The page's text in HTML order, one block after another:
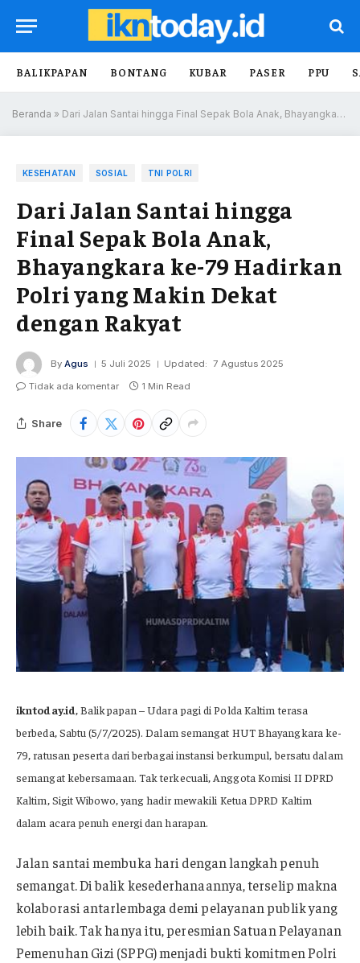
BALIKPAPAN BONTANG KUBAR PASER PPU
Beranda » Dari Jalan Santai hingga Final Sepak Bola Anak, Bhayangkara ke-79 Hadirkan Polri yang Makin Dekat dengan Rakyat
KESEHATAN SOSIAL TNI POLRI
Dari Jalan Santai hingga
Final Sepak Bola Anak,
Bhayangkara ke-79 Hadirkan
Polri yang Makin Dekat
dengan Rakyat
By Agus 5 Juli 2025 Updated: 7 Agustus 2025
Tidak ada komentar
1 Min Read
Share
ikntoday.id, Balikpapan – Udara pagi di Polda Kaltim terasa
berbeda, Sabtu (5/7/2025). Dalam semangat HUT Bhayangkara ke-
79, ratusan peserta dari berbagai instansi berkumpul, bersatu dalam
semangat kebersamaan. Tak terkecuali, Anggota Komisi II DPRD
Kaltim, Sigit Wibowo, yang hadir mewakili Ketua DPRD Kaltim
dalam acara penuh energi dan harapan.
Jalan santai membuka hari dengan langkah penuh
semangat. Di balik kesederhanaannya, terselip makna
kolaborasi antarlembaga demi pelayanan publik yang
lebih baik. Tak hanya itu, peresmian Satuan Pelayanan
Pemenuhan Gizi (SPPG) menjadi bukti komitmen Polri